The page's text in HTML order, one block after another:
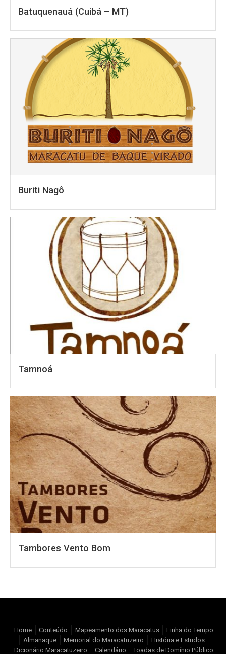
Batuquenauá (Cuibá – MT)
Buriti Nagô
Tamnoá
Tambores Vento Bom
Home Conteúdo Mapeamento dos Maracatus
Linha do Tempo
Almanaque
Memorial do Maracatuzeiro
História e Estudos
Dicionário Maracatuzeiro
Calendário Toadas de Domínio Público